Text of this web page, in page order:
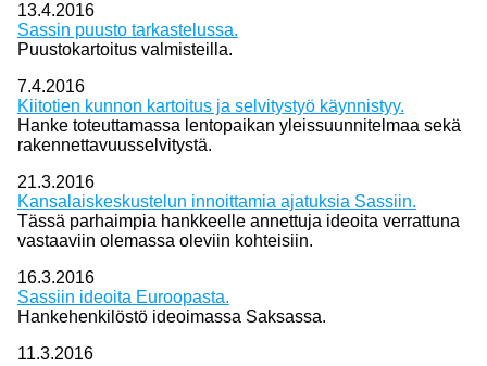
13.4.2016
Sassin puusto tarkastelussa.
Puustokartoitus valmisteilla.
7.4.2016
Kiitotien kunnon kartoitus ja selvitystyö käynnistyy.
Hanke toteuttamassa lentopaikan yleissuunnitelmaa sekä
rakennettavuusselvitystä.
21.3.2016
Kansalaiskeskustelun innoittamia ajatuksia Sassiin.
Tässä parhaimpia hankkeelle annettuja ideoita verrattuna
vastaaviin olemassa oleviin kohteisiin.
16.3.2016
Sassiin ideoita Euroopasta.
Hankehenkilöstö ideoimassa Saksassa.
11.3.2016